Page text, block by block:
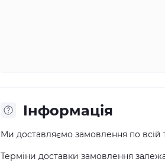
Iнформація
Ми доставляємо замовлення по всій
Терміни доставки замовлення